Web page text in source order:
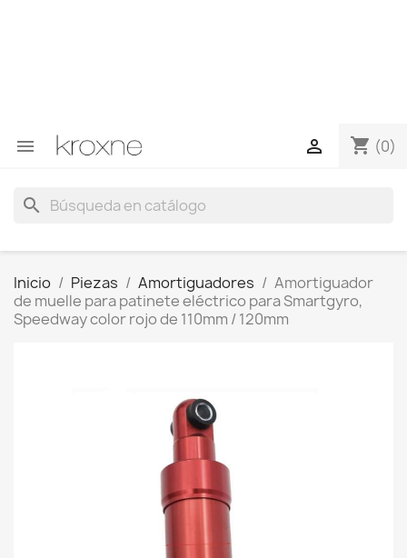
 shopping_cart (0)

search
Inicio Piezas Amortiguadores
Amortiguador
de muelle para patinete eléctrico para Smartgyro,
Speedway color rojo de 110mm / 120mm